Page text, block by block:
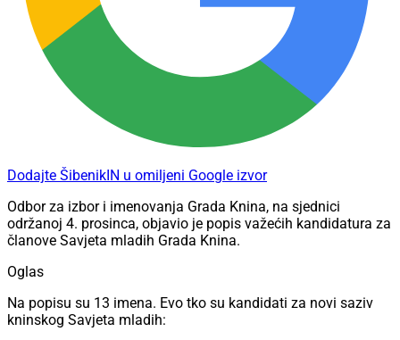
Dodajte ŠibenikIN u omiljeni Google izvor
Odbor za izbor i imenovanja Grada Knina, na sjednici
održanoj 4. prosinca, objavio je popis važećih kandidatura za
članove Savjeta mladih Grada Knina.
Oglas
Na popisu su 13 imena. Evo tko su kandidati za novi saziv
kninskog Savjeta mladih: